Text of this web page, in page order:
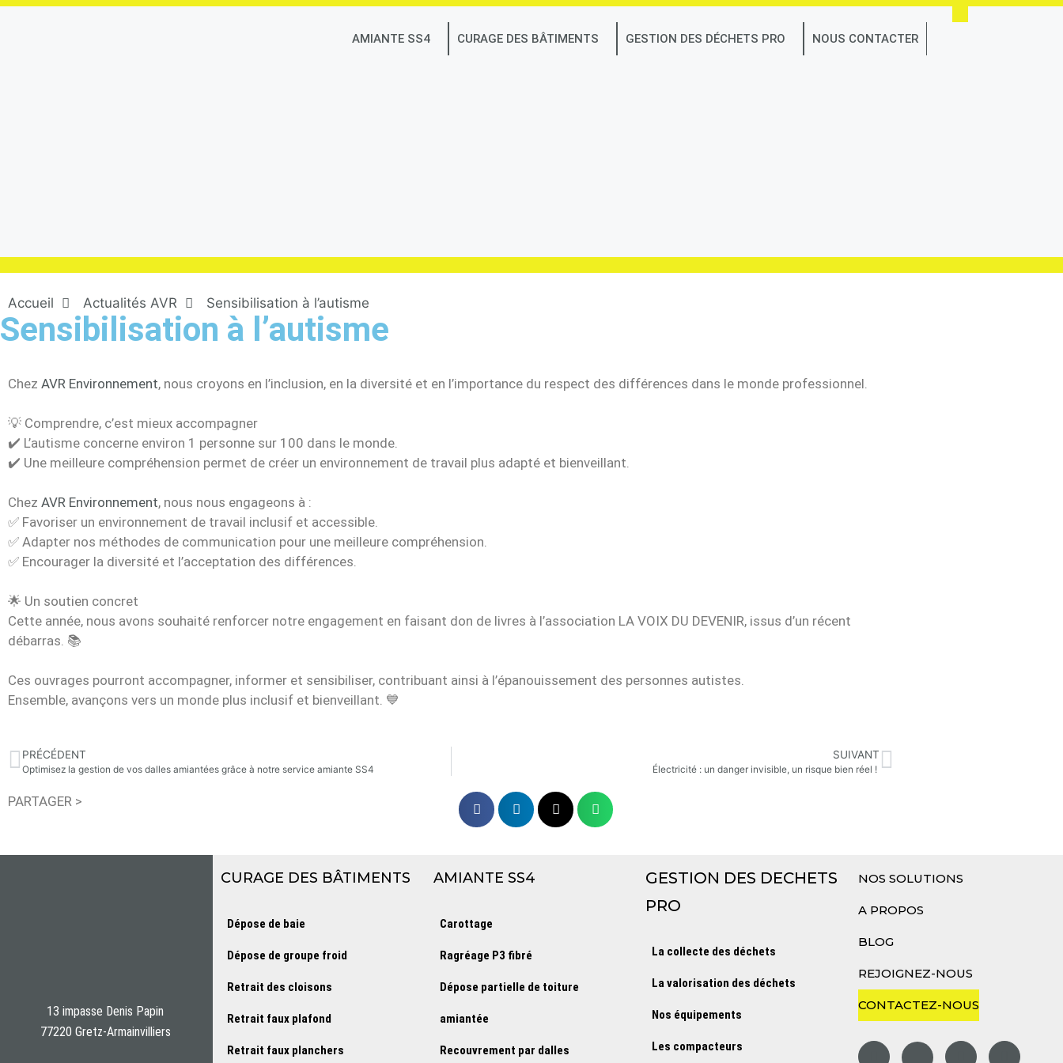
AMIANTE SS4 CURAGE DES BÂTIMENTS GESTION DES DÉCHETS PRO NOUS CONTACTER
Accueil Actualités AVR Sensibilisation à l’autisme
Sensibilisation à l’autisme
Chez AVR Environnement, nous croyons en l’inclusion, en la diversité et en l’importance du respect des différences dans le monde professionnel.
💡 Comprendre, c’est mieux accompagner
✔️ L’autisme concerne environ 1 personne sur 100 dans le monde.
✔️ Une meilleure compréhension permet de créer un environnement de travail plus adapté et bienveillant.
Chez AVR Environnement, nous nous engageons à :
✅ Favoriser un environnement de travail inclusif et accessible.
✅ Adapter nos méthodes de communication pour une meilleure compréhension.
✅ Encourager la diversité et l’acceptation des différences.
🌟 Un soutien concret
Cette année, nous avons souhaité renforcer notre engagement en faisant don de livres à l’association LA VOIX DU DEVENIR, issus d’un récent
débarras. 📚
Ces ouvrages pourront accompagner, informer et sensibiliser, contribuant ainsi à l’épanouissement des personnes autistes.
Ensemble, avançons vers un monde plus inclusif et bienveillant. 💙
PRÉCÉDENT
Optimisez la gestion de vos dalles amiantées grâce à notre service amiante SS4
SUIVANT
Électricité : un danger invisible, un risque bien réel !
PARTAGER >
13 impasse Denis Papin
77220 Gretz-Armainvilliers
CURAGE DES BÂTIMENTS
Dépose de baie
Dépose de groupe froid
Retrait des cloisons
Retrait faux plafond
Retrait faux planchers
AMIANTE SS4
Carottage
Ragréage P3 fibré
Dépose partielle de toiture
amiantée
Recouvrement par dalles
GESTION DES DECHETS
PRO
La collecte des déchets
La valorisation des déchets
Nos équipements
Les compacteurs
NOS SOLUTIONS
A PROPOS
BLOG
REJOIGNEZ-NOUS
CONTACTEZ-NOUS